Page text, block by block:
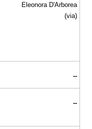
Eleonora D'Arborea
(via)
--
--